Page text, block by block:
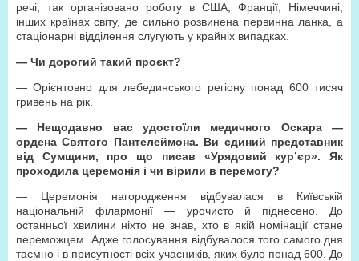
речі, так організовано роботу в США, Франції, Німеччині,
інших країнах світу, де сильно розвинена первинна ланка, а
стаціонарні відділення слугують у крайніх випадках.
— Чи дорогий такий проєкт?
— Орієнтовно для лебединського регіону понад 600 тисяч
гривень на рік.
— Нещодавно вас удостоїли медичного Оскара —
ордена Святого Пантелеймона. Ви єдиний представник
від Сумщини, про що писав «Урядовий кур’єр». Як
проходила церемонія і чи вірили в перемогу?
— Церемонія нагородження відбувалася в Київській
національній філармонії — урочисто й піднесено. До
останньої хвилини ніхто не знав, хто в якій номінації стане
переможцем. Адже голосування відбувалося того самого дня
таємно і в присутності всіх учасників, яких було понад 600. До